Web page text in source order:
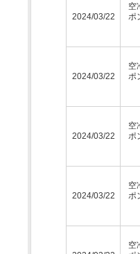
2024/03/22
空
ポ
2024/03/22
空
ポ
2024/03/22
空
ポ
2024/03/22
空
ポ
空